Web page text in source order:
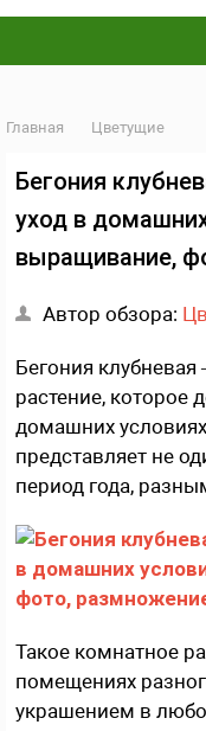
Главная Цветущие
Бегония
уход в
выращивание,
Автор обзора:
Бегония
растение, которое
домашних
представляет не
период года,
Такое комнатное
помещениях
украшением в